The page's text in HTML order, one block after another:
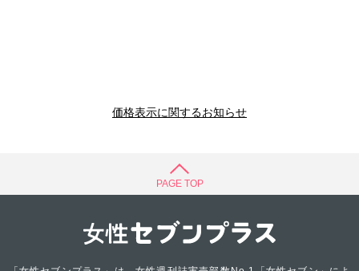
価格表示に関するお知らせ
PAGE TOP